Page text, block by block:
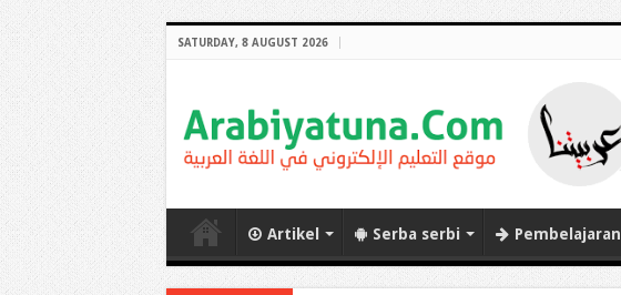
SATURDAY, 8 AUGUST 2026
Artikel Serba serbi Pembelajaran